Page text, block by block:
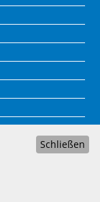
Schließen